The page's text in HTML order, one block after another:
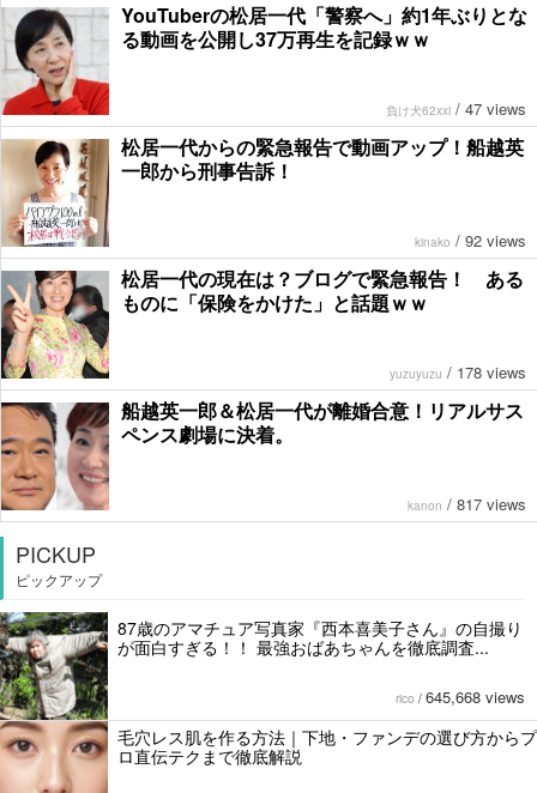
YouTuberの松居一代「警察へ」約1年ぶりとな
る動画を公開し37万再生を記録ｗｗ
負け犬62xxi / 47 views
松居一代からの緊急報告で動画アップ！船越英
一郎から刑事告訴！
kinako / 92 views
松居一代の現在は？ブログで緊急報告！ ある
ものに「保険をかけた」と話題ｗｗ
yuzuyuzu / 178 views
船越英一郎＆松居一代が離婚合意！リアルサス
ペンス劇場に決着。
kanon / 817 views
PICKUP
ピックアップ
87歳のアマチュア写真家『西本喜美子さん』の自撮り
が面白すぎる！！ 最強おばあちゃんを徹底調査...
rico / 645,668 views
毛穴レス肌を作る方法｜下地・ファンデの選び方からプ
ロ直伝テクまで徹底解説